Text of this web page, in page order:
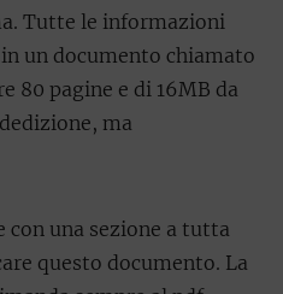
Tutte le informazioni
un documento chiamato
80 pagine e di 16MB da
ma
con una sezione a tutta
questo documento. La